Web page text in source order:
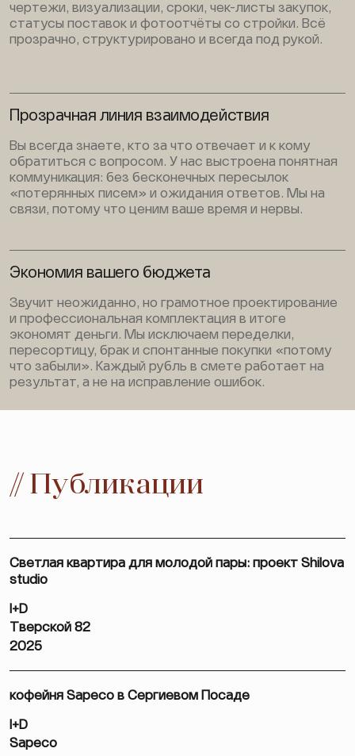
чертежи, визуализации, сроки, чек-листы закупок,
статусы поставок и фотоотчёты со стройки. Всё
прозрачно, структурировано и всегда под рукой.
Прозрачная линия взаимодействия
Вы всегда знаете, кто за что отвечает и к кому
обратиться с вопросом. У нас выстроена понятная
коммуникация: без бесконечных пересылок
«потерянных писем» и ожидания ответов. Мы на
связи, потому что ценим ваше время и нервы.
Экономия вашего бюджета
Звучит неожиданно, но грамотное проектирование
и профессиональная комплектация в итоге
экономят деньги. Мы исключаем переделки,
пересортицу, брак и спонтанные покупки «потому
что забыли». Каждый рубль в смете работает на
результат, а не на исправление ошибок.
// Публикации
Светлая квартира для молодой пары: проект Shilova
studio
I+D
Тверской 82
2025
кофейня Sapeco в Сергиевом Посаде
I+D
Sapeco